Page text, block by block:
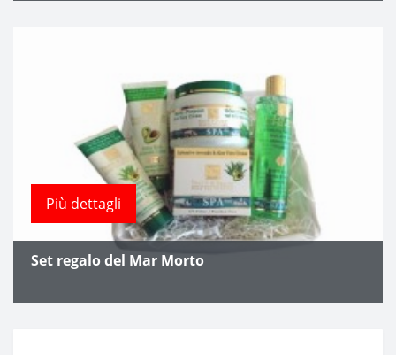
Più dettagli
Set regalo del Mar Morto